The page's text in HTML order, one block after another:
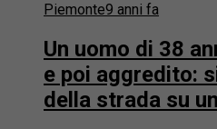
Piemonte9 anni fa
Un uomo di 38
e poi aggredito:
della strada su